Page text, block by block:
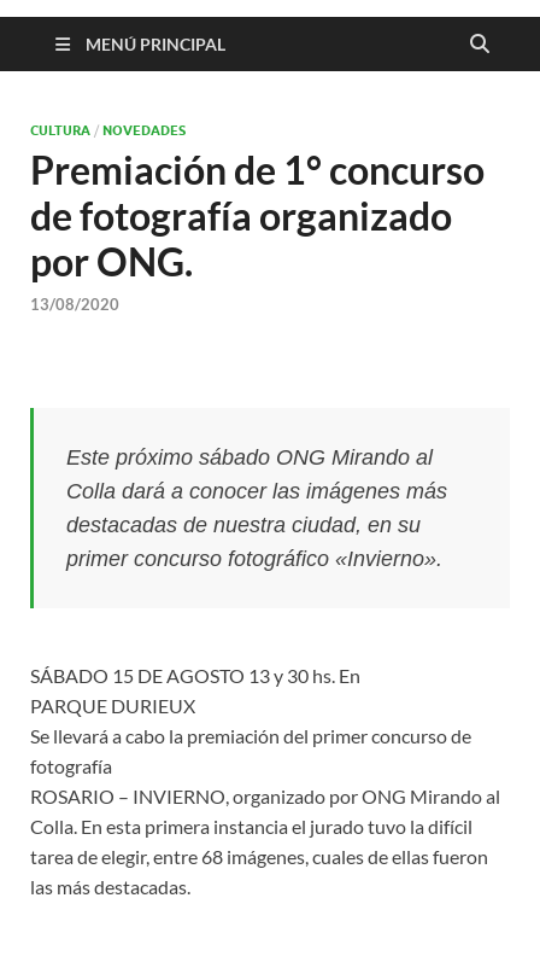
MENÚ PRINCIPAL
CULTURA / NOVEDADES
Premiación de 1° concurso
de fotografía organizado
por ONG.
13/08/2020
Este próximo sábado ONG Mirando al
Colla dará a conocer las imágenes más
destacadas de nuestra ciudad, en su
primer concurso fotográfico «Invierno».
SÁBADO 15 DE AGOSTO 13 y 30 hs. En
PARQUE DURIEUX
Se llevará a cabo la premiación del primer concurso de
fotografía
ROSARIO – INVIERNO, organizado por ONG Mirando al
Colla. En esta primera instancia el jurado tuvo la difícil
tarea de elegir, entre 68 imágenes, cuales de ellas fueron
las más destacadas.